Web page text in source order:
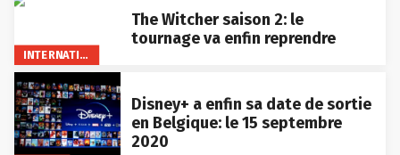
INTERNATIONAL
The Witcher saison 2: le
tournage va enfin reprendre
Disney+ a enfin sa date de sortie
en Belgique: le 15 septembre
2020